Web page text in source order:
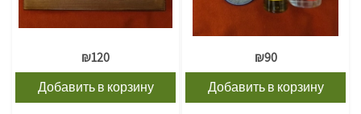
₪120
Добавить в корзину
₪90
Добавить в корзину